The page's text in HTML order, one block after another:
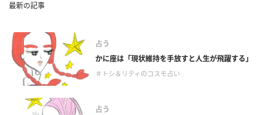
最新の記事
占う
かに座は「現状維持を手放すと人生が飛躍する」
＃トシ＆リティのコスモ占い
占う